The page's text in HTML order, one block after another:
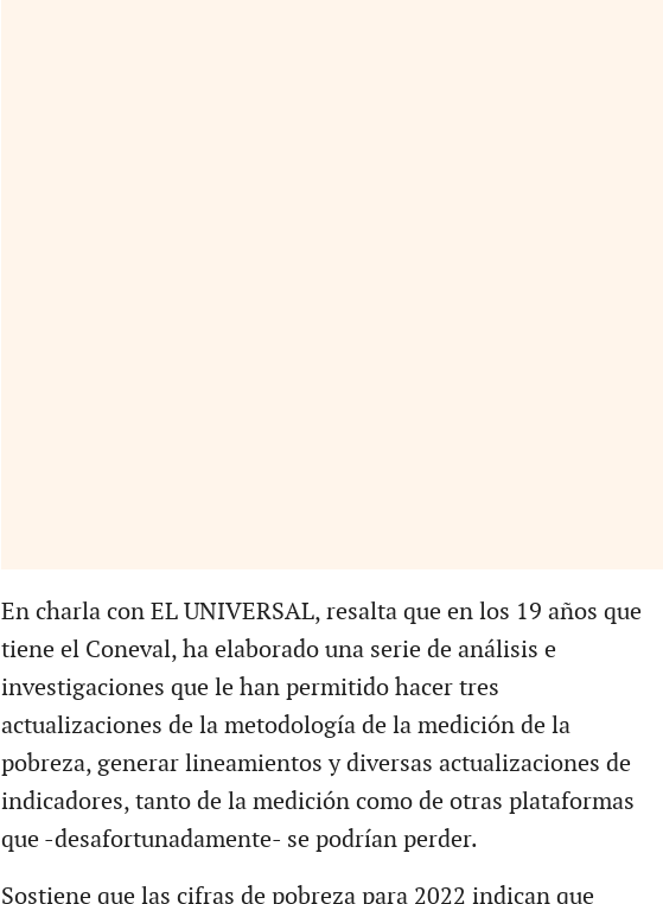
En charla con EL UNIVERSAL, resalta que en los 19 años que
tiene el Coneval, ha elaborado una serie de análisis e
investigaciones que le han permitido hacer tres
actualizaciones de la metodología de la medición de la
pobreza, generar lineamientos y diversas actualizaciones de
indicadores, tanto de la medición como de otras plataformas
que -desafortunadamente- se podrían perder.
Sostiene que las cifras de pobreza para 2022 indican que